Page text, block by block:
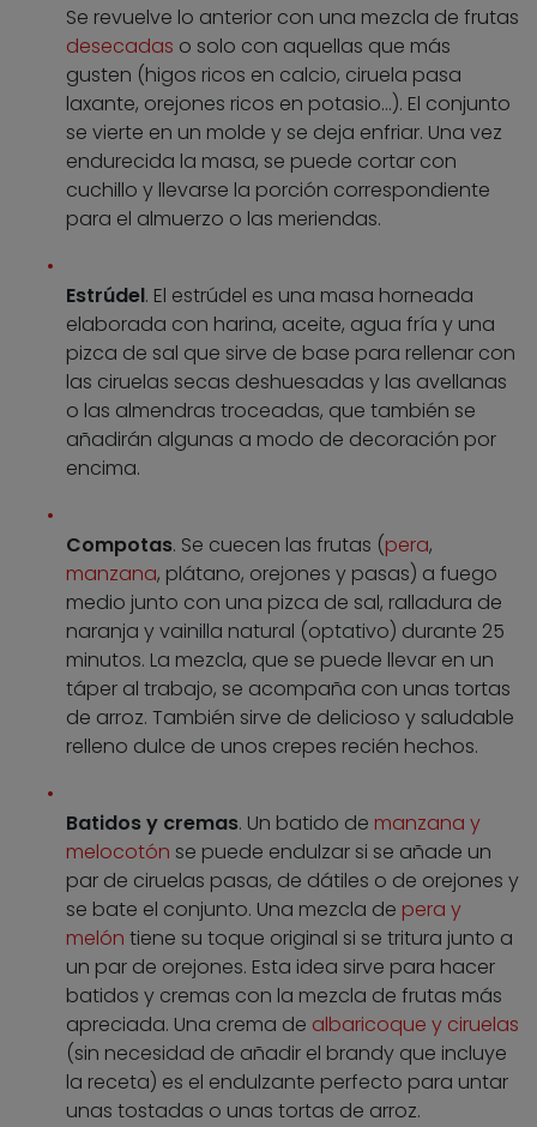
Se revuelve lo anterior con una mezcla de frutas
desecadas o solo con aquellas que más
gusten (higos ricos en calcio, ciruela pasa
laxante, orejones ricos en potasio…). El conjunto
se vierte en un molde y se deja enfriar. Una vez
endurecida la masa, se puede cortar con
cuchillo y llevarse la porción correspondiente
para el almuerzo o las meriendas.
Estrúdel. El estrúdel es una masa horneada
elaborada con harina, aceite, agua fría y una
pizca de sal que sirve de base para rellenar con
las ciruelas secas deshuesadas y las avellanas
o las almendras troceadas, que también se
añadirán algunas a modo de decoración por
encima.
Compotas. Se cuecen las frutas (pera,
manzana, plátano, orejones y pasas) a fuego
medio junto con una pizca de sal, ralladura de
naranja y vainilla natural (optativo) durante 25
minutos. La mezcla, que se puede llevar en un
táper al trabajo, se acompaña con unas tortas
de arroz. También sirve de delicioso y saludable
relleno dulce de unos crepes recién hechos.
Batidos y cremas. Un batido de manzana y
melocotón se puede endulzar si se añade un
par de ciruelas pasas, de dátiles o de orejones y
se bate el conjunto. Una mezcla de pera y
melón tiene su toque original si se tritura junto a
un par de orejones. Esta idea sirve para hacer
batidos y cremas con la mezcla de frutas más
apreciada. Una crema de albaricoque y ciruelas
(sin necesidad de añadir el brandy que incluye
la receta) es el endulzante perfecto para untar
unas tostadas o unas tortas de arroz.